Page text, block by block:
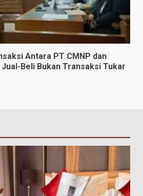
Antara PT CMNP dan
Beli Bukan Transaksi Tukar